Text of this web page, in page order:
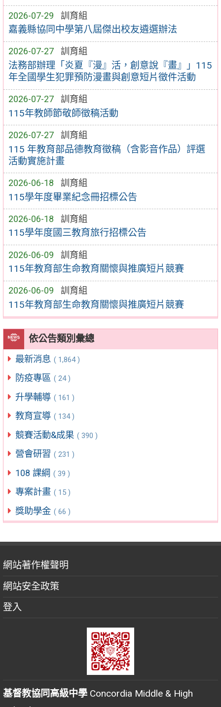
2026-07-29 訓育組
嘉義縣協同中學第八屆傑出校友遴選辦法
2026-07-27 訓育組
法務部辦理「炎夏『漫』活，創意說『畫』」115
年全國學生犯罪預防漫畫與創意短片徵件活動
2026-07-27 訓育組
115年教師節敬師徵稿活動
2026-07-27 訓育組
115 年教育部品德教育徵稿（含影音作品）評選
活動實施計畫
2026-06-18 訓育組
115學年度畢業紀念冊招標公告
2026-06-18 訓育組
115學年度國三教育旅行招標公告
2026-06-09 訓育組
115年教育部生命教育關懷與推廣短片競賽
2026-06-09 訓育組
115年教育部生命教育關懷與推廣短片競賽
依公告類別彙總
最新消息 ( 1,864 )
防疫專區 ( 24 )
升學輔導 ( 161 )
教育宣導 ( 134 )
競賽活動&成果 ( 390 )
營會研習 ( 231 )
108 課綱 ( 39 )
專案計畫 ( 15 )
獎助學金 ( 66 )
網站著作權聲明
網站安全政策
登入
基督教協同高級中學 Concordia Middle & High